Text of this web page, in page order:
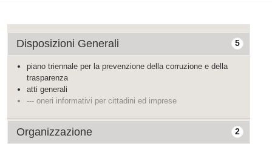
5
Disposizioni Generali
piano triennale per la prevenzione della corruzione e della
trasparenza
atti generali
--- oneri informativi per cittadini ed imprese
2
Organizzazione